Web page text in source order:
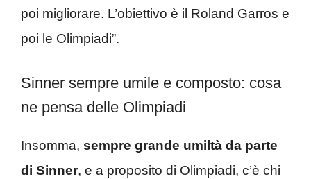
poi migliorare. L’obiettivo è il Roland Garros e
poi le Olimpiadi”.
Sinner sempre umile e composto: cosa
ne pensa delle Olimpiadi
Insomma, sempre grande umiltà da parte
di Sinner, e a proposito di Olimpiadi, c’è chi